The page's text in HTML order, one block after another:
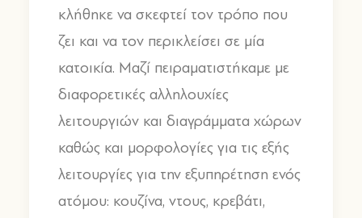
κλήθηκε να σκεφτεί τον τρόπο που
ζει και να τον περικλείσει σε μία
κατοικία. Μαζί πειραματιστήκαμε με
διαφορετικές αλληλουχίες
λειτουργιών και διαγράμματα χώρων
καθώς και μορφολογίες για τις εξής
λειτουργίες για την εξυπηρέτηση ενός
ατόμου: κουζίνα, ντους, κρεβάτι,